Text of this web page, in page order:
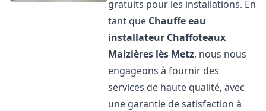
gratuits pour les installations. En
tant que Chauffe eau
installateur Chaffoteaux
Maizières lès Metz, nous nous
engageons à fournir des
services de haute qualité, avec
une garantie de satisfaction à